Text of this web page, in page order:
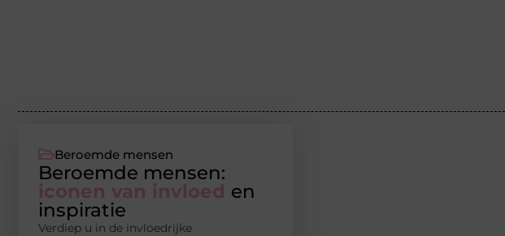
Beroemde mensen
Beroemde mensen:
iconen van invloed en
inspiratie
Verdiep u in de invloedrijke